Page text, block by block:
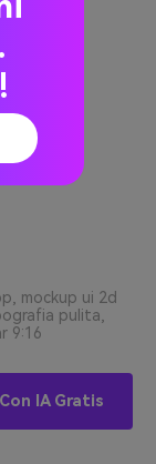
mockup ui 2d
pulita,
9:16
IA Gratis